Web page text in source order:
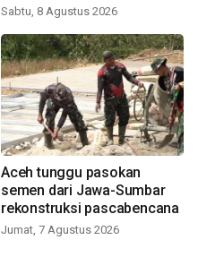
Sabtu, 8 Agustus 2026
Aceh tunggu pasokan
semen dari Jawa-Sumbar
rekonstruksi pascabencana
Jumat, 7 Agustus 2026